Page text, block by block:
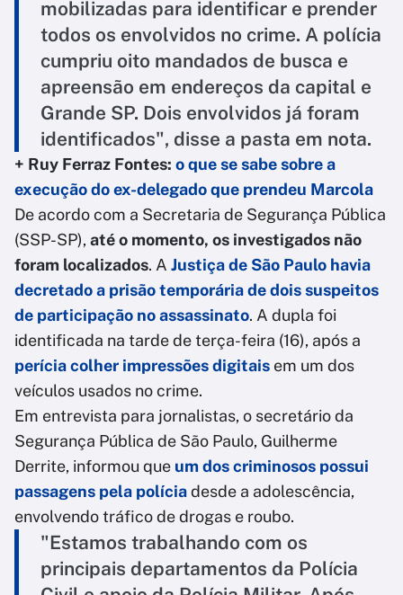
mobilizadas para identificar e prender
todos os envolvidos no crime. A polícia
cumpriu oito mandados de busca e
apreensão em endereços da capital e
Grande SP. Dois envolvidos já foram
identificados", disse a pasta em nota.
+ Ruy Ferraz Fontes: o que se sabe sobre a
execução do ex-delegado que prendeu Marcola
De acordo com a Secretaria de Segurança Pública
(SSP-SP), até o momento, os investigados não
foram localizados. A Justiça de São Paulo havia
decretado a prisão temporária de dois suspeitos
de participação no assassinato. A dupla foi
identificada na tarde de terça-feira (16), após a
perícia colher impressões digitais em um dos
veículos usados no crime.
Em entrevista para jornalistas, o secretário da
Segurança Pública de São Paulo, Guilherme
Derrite, informou que um dos criminosos possui
passagens pela políciadesde a adolescência,
envolvendo tráfico de drogas e roubo.
"Estamos trabalhando com os
principais departamentos da Polícia